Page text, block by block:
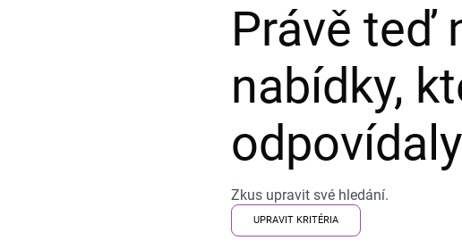
Právě teď
nabídky,
Zkus upravit své hledání.
UPRAVIT KRITÉRIA